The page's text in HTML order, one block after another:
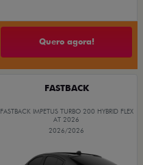
Quero agora!
FASTBACK
FASTBACK IMPETUS TURBO 200 HYBRID FLEX
AT 2026
2026/2026